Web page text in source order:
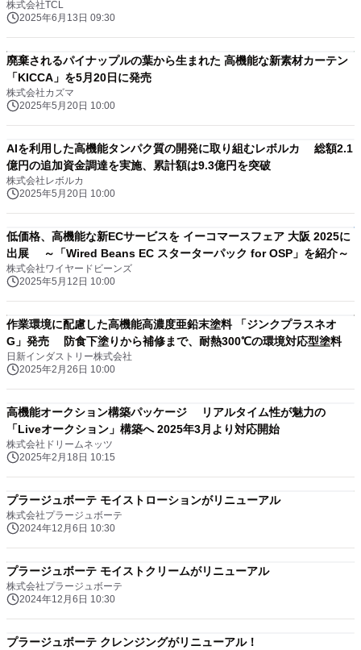
株式会社TCL
2025年6月13日 09:30
廃棄されるパイナップルの葉から生まれた 高機能な新素材カーテン
「KICCA」を5月20日に発売
株式会社カズマ
2025年5月20日 10:00
AIを利用した高機能タンパク質の開発に取り組むレボルカ 総額2.1
億円の追加資金調達を実施、累計額は9.3億円を突破
株式会社レボルカ
2025年5月20日 10:00
低価格、高機能な新ECサービスを イーコマースフェア 大阪 2025に
出展 ～「Wired Beans EC スターターパック for OSP」を紹介～
株式会社ワイヤードビーンズ
2025年5月12日 10:00
作業環境に配慮した高機能高濃度亜鉛末塗料 「ジンクプラスネオ
G」発売 防食下塗りから補修まで、耐熱300℃の環境対応型塗料
日新インダストリー株式会社
2025年2月26日 10:00
高機能オークション構築パッケージ リアルタイム性が魅力の
「Liveオークション」構築へ 2025年3月より対応開始
株式会社ドリームネッツ
2025年2月18日 10:15
プラージュボーテ モイストローションがリニューアル
株式会社プラージュボーテ
2024年12月6日 10:30
プラージュボーテ モイストクリームがリニューアル
株式会社プラージュボーテ
2024年12月6日 10:30
プラージュボーテ クレンジングがリニューアル！